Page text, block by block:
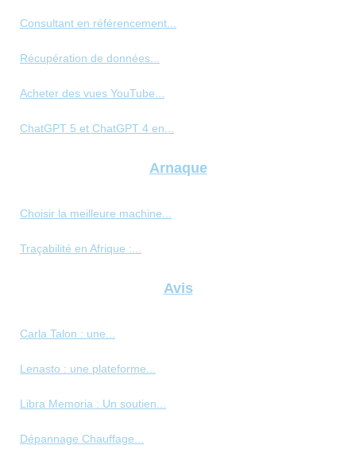
Consultant en référencement...
Récupération de données...
Acheter des vues YouTube...
ChatGPT 5 et ChatGPT 4 en...
Arnaque
Choisir la meilleure machine...
Traçabilité en Afrique :...
Avis
Carla Talon : une...
Lenasto : une plateforme...
Libra Memoria : Un soutien...
Dépannage Chauffage...